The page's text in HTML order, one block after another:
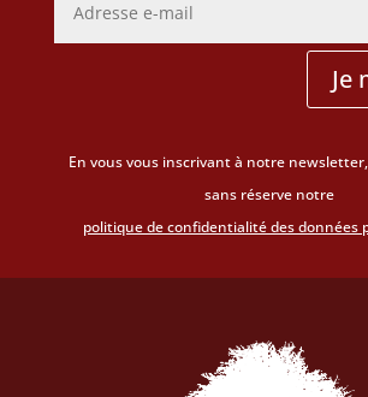
Je
En vous vous inscrivant à notre
sans réserve notre
politique de confidentialité des données